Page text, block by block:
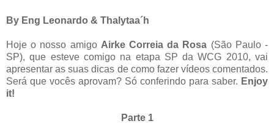
By Eng Leonardo & Thalytaa´h
Hoje o nosso amigo Airke Correia da Rosa (São Paulo -
SP), que esteve comigo na etapa SP da WCG 2010, vai
apresentar as suas dicas de como fazer vídeos comentados.
Será que vocês aprovam? Só conferindo para saber. Enjoy
it!
Parte 1